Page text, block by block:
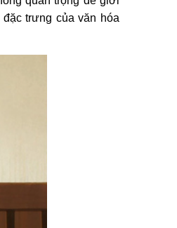
trưng của văn hóa